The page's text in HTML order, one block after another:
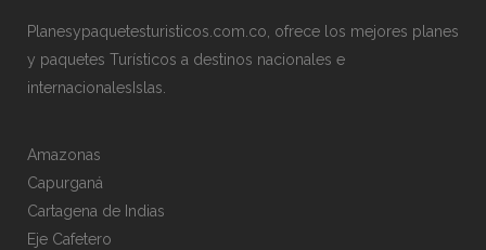
Planesypaquetesturisticos.com.co, ofrece los mejores planes
y paquetes Turísticos a destinos nacionales e
internacionalesIslas.
Amazonas
Capurganá
Cartagena de Indias
Eje Cafetero